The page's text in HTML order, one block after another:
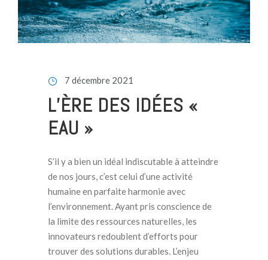
7 décembre 2021
L’ÈRE DES IDÉES «
EAU »
S’il y a bien un idéal indiscutable à atteindre
de nos jours, c’est celui d’une activité
humaine en parfaite harmonie avec
l’environnement. Ayant pris conscience de
la limite des ressources naturelles, les
innovateurs redoublent d’efforts pour
trouver des solutions durables. L’enjeu